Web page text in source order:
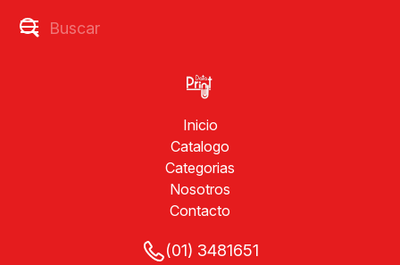
Inicio
Catalogo
Categorias
Nosotros
Contacto
(01) 3481651